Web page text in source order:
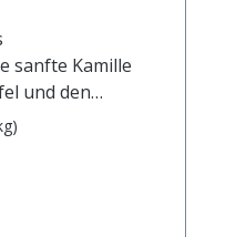
sanfte Kamille
und den